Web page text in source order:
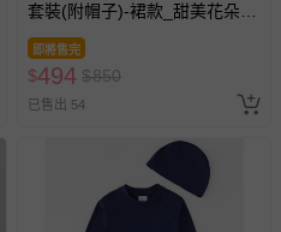
套裝(附帽子)-裙款_甜美花朵-
粉紫
即將售完
$494 $850
已售出 54